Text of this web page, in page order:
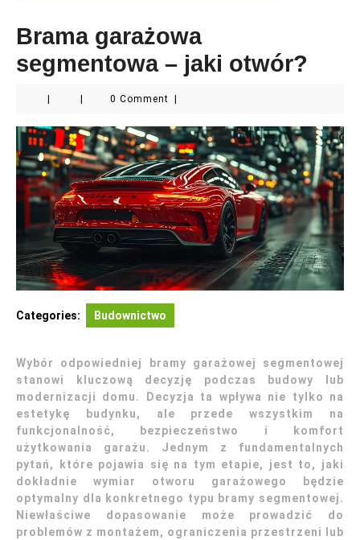
Brama garażowa
segmentowa – jaki otwór?
0 Comment
Categories: Budownictwo
Wybór odpowiedniej bramy garażowej segmentowej
stanowi kluczową decyzję podczas budowy lub
modernizacji domu. Decyzja ta wpływa nie tylko na
estetykę budynku, ale przede wszystkim na
funkcjonalność, bezpieczeństwo i komfort
użytkowania garażu. Jednym z fundamentalnych
pytań, które pojawia się na tym etapie, jest to, jaki
dokładnie wymiar otworu garażowego będzie
optymalny dla konkretnego typu bramy segmentowej.
Niewłaściwe dopasowanie może prowadzić do
problemów z montażem, ograniczenia przestrzeni lub